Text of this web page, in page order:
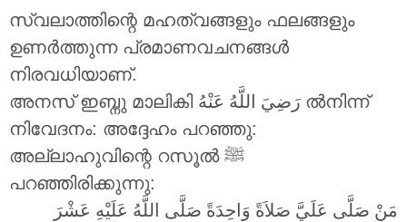
സ്വലാത്തിന്റെ മഹത്വങ്ങളും ഫലങ്ങളും
ഉണർത്തുന്ന പ്രമാണവചനങ്ങൾ
നിരവധിയാണ്.
അനസ് ഇബ്നു മാലികി
ൽനിന്ന്
നിവേദനം: അദ്ദേഹം പറഞ്ഞു:
അല്ലാഹുവിന്റെ റസൂൽ ‎ﷺ
പറഞ്ഞിരിക്കുന്നു:
مَنْ صَلَّى عَلَيَّ صَلاَةً وَاحِدَةً صَلَّى اللَّهُ عَلَيْهِ عَشْرَ